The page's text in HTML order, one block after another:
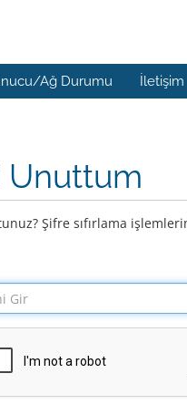
Ağ Durumu İletişim
Unuttum
Şifre sıfırlama